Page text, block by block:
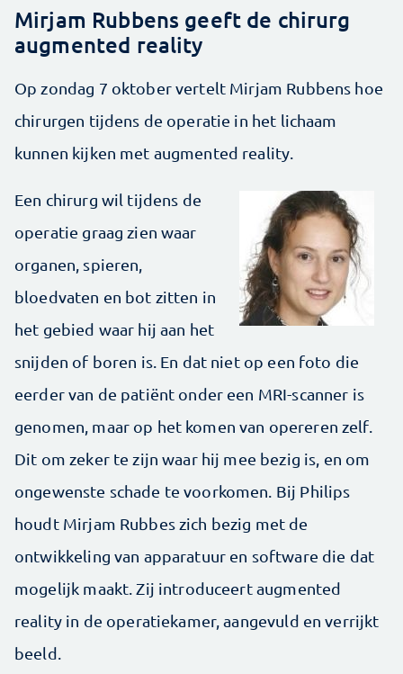
Mirjam Rubbens geeft de chirurg
augmented reality
Op zondag 7 oktober vertelt Mirjam Rubbens hoe
chirurgen tijdens de operatie in het lichaam
kunnen kijken met augmented reality.
Een chirurg wil tijdens de
operatie graag zien waar
organen, spieren,
bloedvaten en bot zitten in
het gebied waar hij aan het
snijden of boren is. En dat niet op een foto die
eerder van de patiënt onder een MRI-scanner is
genomen, maar op het komen van opereren zelf.
Dit om zeker te zijn waar hij mee bezig is, en om
ongewenste schade te voorkomen. Bij Philips
houdt Mirjam Rubbes zich bezig met de
ontwikkeling van apparatuur en software die dat
mogelijk maakt. Zij introduceert augmented
reality in de operatiekamer, aangevuld en verrijkt
beeld.